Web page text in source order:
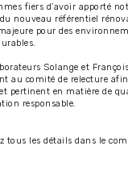
fiers d’avoir apporté
nouveau référentiel
pour des
Solange et
au comité de relecture
pertinent en matière de
responsable.
tous les détails dans le